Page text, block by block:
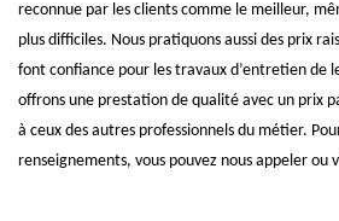
reconnue par les clients comme le meilleur,
plus difficiles. Nous pratiquons aussi des prix
font confiance pour les travaux d’entretien de
offrons une prestation de qualité avec un prix
à ceux des autres professionnels du métier.
renseignements, vous pouvez nous appeler ou